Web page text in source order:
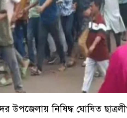
উপজেলায় নিষিদ্ধ ঘোষিত